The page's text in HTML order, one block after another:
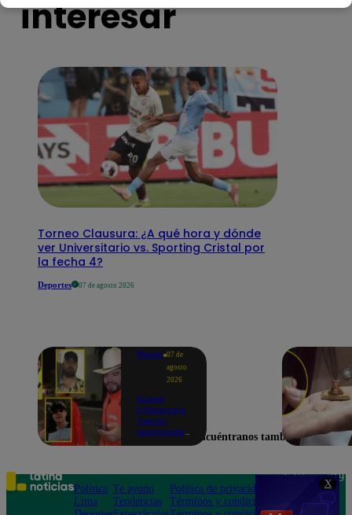
X
interesar
Torneo Clausura: ¿A qué hora y dónde
ver Universitario vs. Sporting Cristal por
la fecha 4?
Deportes 07 de agosto 2026
Mundo 07 de
agosto
2026
Nueve
influencers
fueron
asesinados
el Cártel de
Sinaloa
Encuéntranos también en
Política
Lima
Te ayudo
Tendencias
Política de privacidad
Términos y condiciones
Teléfono: 219
Av. San